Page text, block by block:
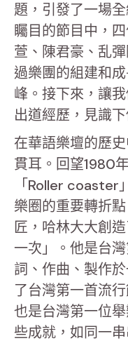
題，引發了一場
矚目的節目中，
萱、陳君豪、乱
過樂團的組建和
峰。接下來，讓
出道經歷，見識
在華語樂壇的歷
貫耳。回望1980
「Roller coaster
樂圈的重要轉折
匠，哈林大大創
一次」。他是台
詞、作曲、製作
了台灣第一首流
也是台灣第一位
些成就，如同一